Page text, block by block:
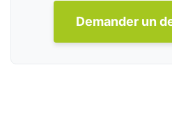
Demander un